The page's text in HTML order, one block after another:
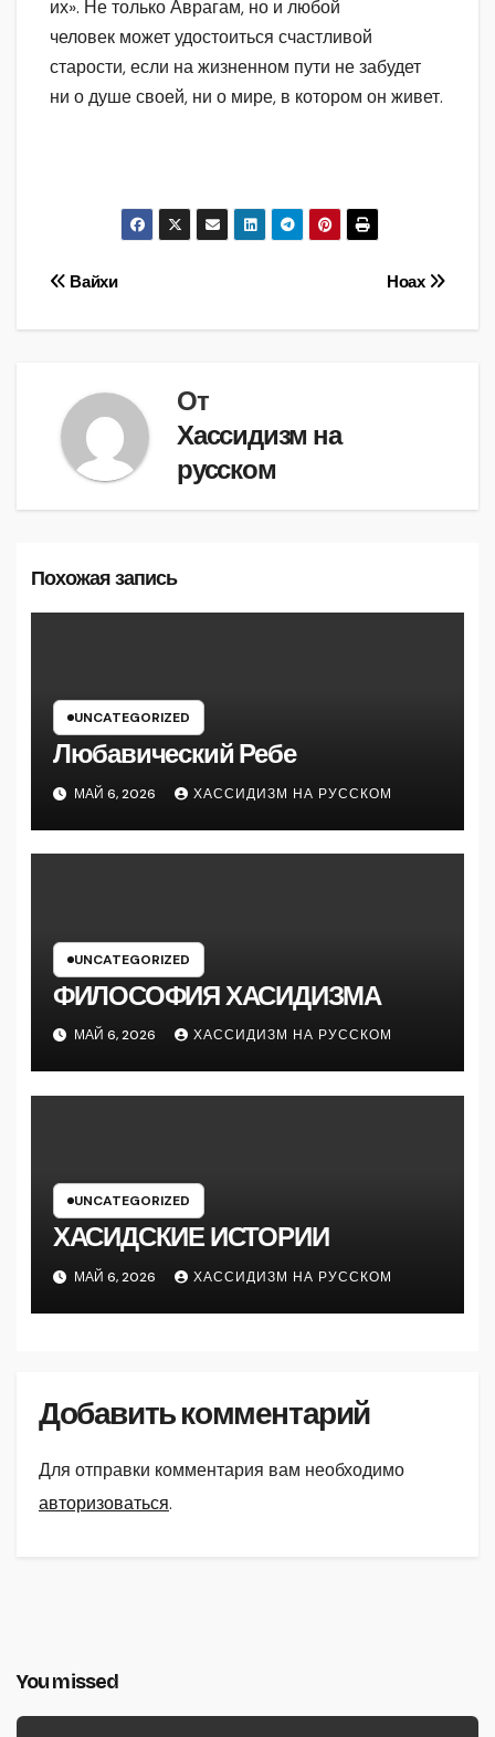
их». Не только Аврагам, но и любой
человек может удостоиться счастливой
старости, если на жизненном пути не забудет
ни о душе своей, ни о мире, в котором он живет.
Навигация
по
Ноах
Вайхи
От
Хассидизм на
русском
Похожая запись
UNCATEGORIZED
Любавический Ребе
МАЙ 6, 2026 ХАССИДИЗМ НА РУССКОМ
UNCATEGORIZED
ФИЛОСОФИЯ ХАСИДИЗМА
МАЙ 6, 2026 ХАССИДИЗМ НА РУССКОМ
UNCATEGORIZED
ХАСИДСКИЕ ИСТОРИИ
МАЙ 6, 2026 ХАССИДИЗМ НА РУССКОМ
Добавить комментарий
Для отправки комментария вам необходимо
авторизоваться.
You missed